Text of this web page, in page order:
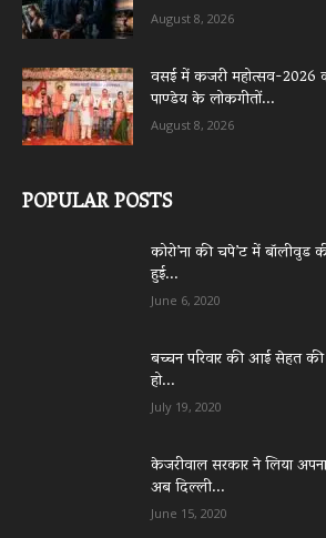
August 8, 2026
वसई में कजरी महोत्सव-2026
पाण्डेय के लोकगीतों...
August 8, 2026
POPULAR POSTS
कोरो’ना की चपे’ट में
हुई...
June 6, 2020
बच्चन परिवार की आई सेहत
हो...
July 19, 2020
केजरीवाल सरकार ने लिया
अब दिल्ली...
June 15, 2020